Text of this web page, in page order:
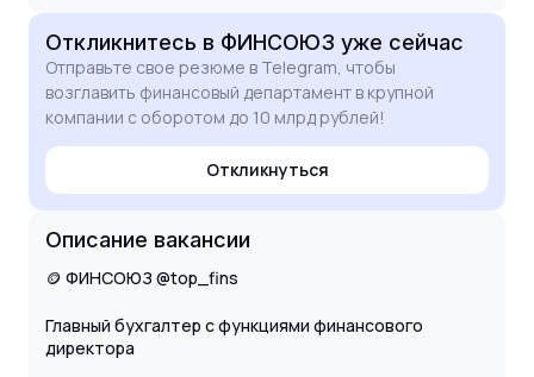
Откликнитесь в ФИНСОЮЗ уже сейчас
Отправьте свое резюме в Telegram, чтобы
возглавить финансовый департамент в крупной
компании с оборотом до 10 млрд рублей!
Откликнуться
Описание вакансии
🪙 ФИНСОЮЗ @top_fins
Главный бухгалтер с функциями финансового
директора